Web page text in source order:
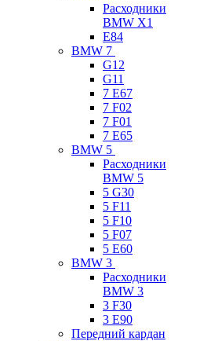
Расходники
BMW X1
E84
BMW 7
G12
G11
7 Е67
7 F02
7 F01
7 E65
BMW 5
Расходники
BMW 5
5 G30
5 F11
5 F10
5 F07
5 E60
BMW 3
Расходники
BMW 3
3 F30
3 E90
Передний кардан